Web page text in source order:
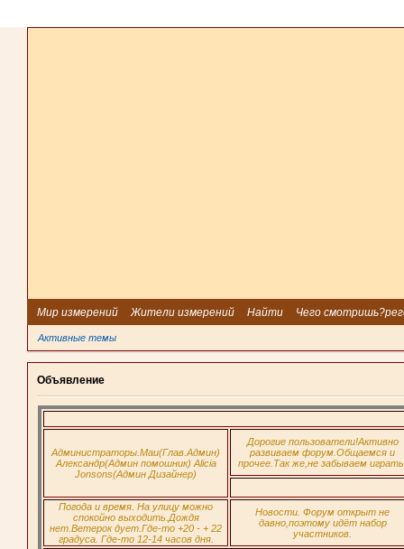
Мир измерений Жители измерений Найти Чего
Активные темы
Объявление
Администраторы.Маи(Глав.Админ)
Александр(Админ помошник) Alicia
Jonsons(Админ Дизайнер)
Дорогие пользователи!Активно
развиваем форум.Общаемся и
прочее.Так же,не забываем играть.
Погода и время. На улицу можно
спокойно выходить.Дождя
нет.Ветерок дует.Где-то +20 - + 22
градуса. Где-то 12-14 часов дня.
Новости. Форум открыт не
давно,поэтому идёт набор
участников.